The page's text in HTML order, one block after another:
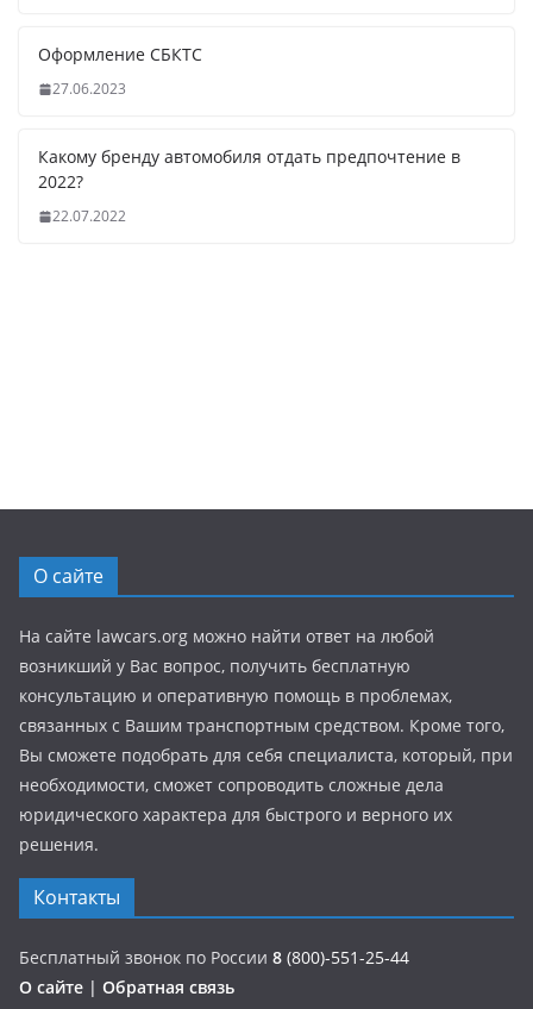
Оформление СБКТС
27.06.2023
Какому бренду автомобиля отдать предпочтение в
2022?
22.07.2022
О сайте
На сайте lawcars.org можно найти ответ на любой
возникший у Вас вопрос, получить бесплатную
консультацию и оперативную помощь в проблемах,
связанных с Вашим транспортным средством. Кроме того,
Вы сможете подобрать для себя специалиста, который, при
необходимости, сможет сопроводить сложные дела
юридического характера для быстрого и верного их
решения.
Контакты
Бесплатный звонок по России 8 (800)-551-25-44
О сайте | Обратная связь